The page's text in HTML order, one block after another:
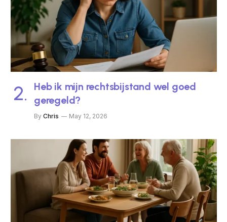
Heb ik mijn rechtsbijstand wel goed
geregeld?
By Chris May 12, 2026